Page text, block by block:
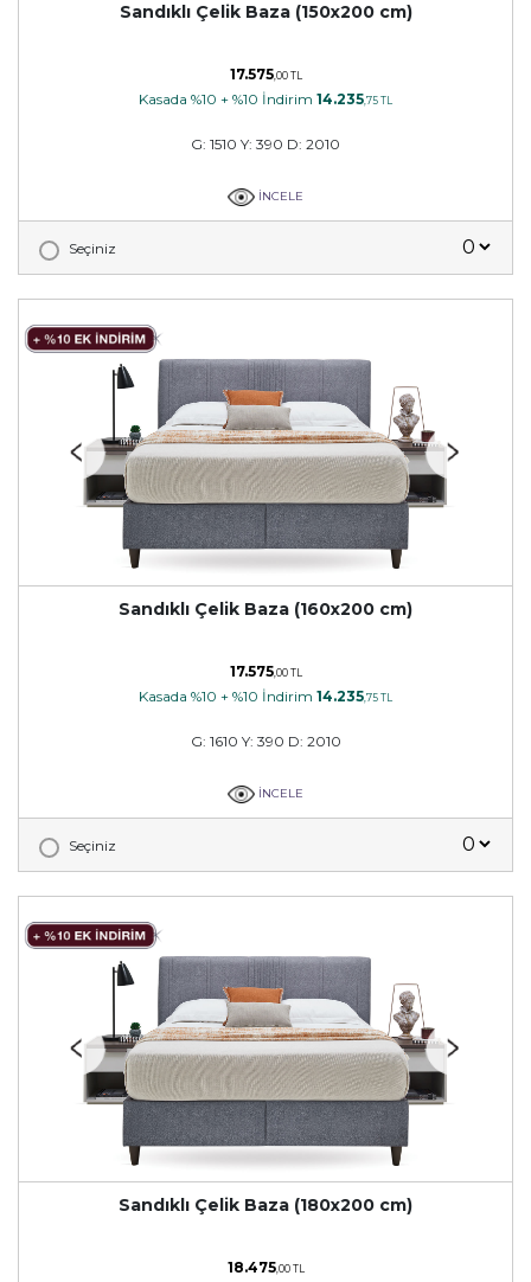
Sandıklı Çelik Baza (150x200 cm)
17.575,00 TL
Kasada %10 + %10 İndirim 14.235,75 TL
G: 1510 Y: 390 D: 2010
İNCELE
Seçiniz
Sandıklı Çelik Baza (160x200 cm)
17.575,00 TL
Kasada %10 + %10 İndirim 14.235 ,75 TL
G: 1610 Y: 390 D: 2010
İNCELE
Seçiniz
Sandıklı Çelik Baza (180x200 cm)
18.475,00 TL